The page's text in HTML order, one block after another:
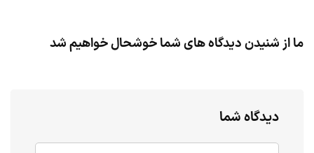
ما از شنیدن دیدگاه های شما خوشحال خواهیم شد
دیدگاه شما